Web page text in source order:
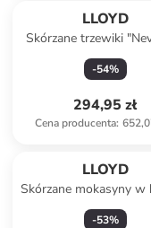
LLOYD
Skórzane trzewiki
kolorze brązowym
-54%
294,95 zł
Cena producenta:
LLOYD
Skórzane mokasyny w
czerwonym
-53%